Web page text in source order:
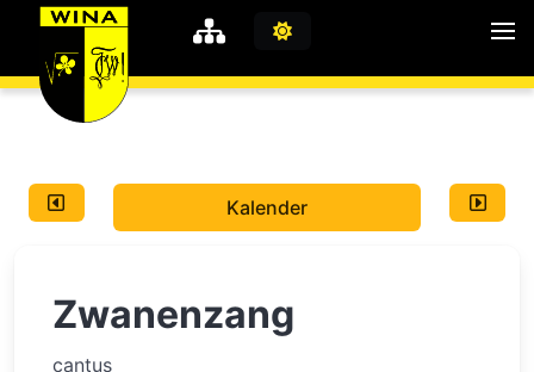
WiNA MyWiNA
Kalender
Zwanenzang
cantus